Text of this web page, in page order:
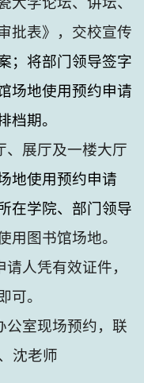
批表》，交校宣传
；将部门领导签字
场地使用预约申请
档期。
、展厅及一楼大厅
地使用预约申请
在学院、部门领导
用图书馆场地。
人凭有效证件，
可。
公室现场预约，联
沈老师